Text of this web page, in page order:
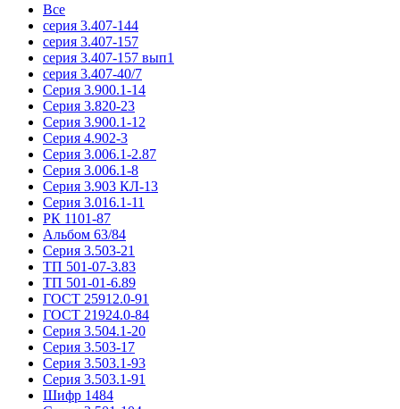
Все
серия 3.407-144
серия 3.407-157
серия 3.407-157 вып1
серия 3.407-40/7
Серия 3.900.1-14
Серия 3.820-23
Серия 3.900.1-12
Серия 4.902-3
Серия 3.006.1-2.87
Серия 3.006.1-8
Серия 3.903 КЛ-13
Серия 3.016.1-11
РК 1101-87
Альбом 63/84
Серия 3.503-21
ТП 501-07-3.83
ТП 501-01-6.89
ГОСТ 25912.0-91
ГОСТ 21924.0-84
Серия 3.504.1-20
Серия 3.503-17
Серия 3.503.1-93
Серия 3.503.1-91
Шифр 1484